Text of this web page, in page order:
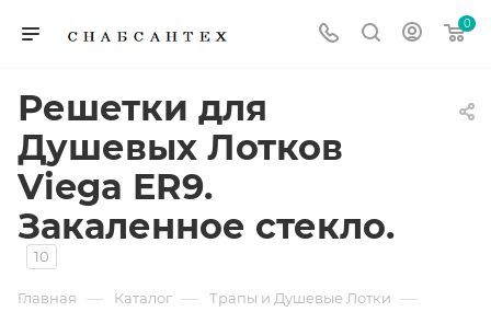
0
Решетки для
Душевых Лотков
Viega ER9.
Закаленное стекло.
10
Главная — Каталог — Трапы и Душевые Лотки —